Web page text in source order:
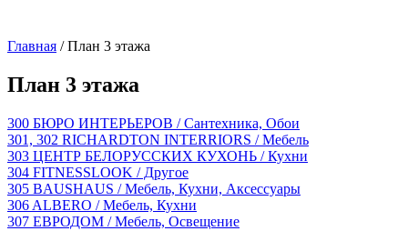
Главная /План 3 этажа
План 3 этажа
300 БЮРО ИНТЕРЬЕРОВ / Сантехника, Обои
301, 302 RICHARDTON INTERRIORS / Мебель
303 ЦЕНТР БЕЛОРУССКИХ КУХОНЬ / Кухни
304 FITNESSLOOK / Другое
305 BAUSHAUS / Мебель, Кухни, Аксессуары
306 ALBERO / Мебель, Кухни
307 ЕВРОДОМ / Мебель, Освещение